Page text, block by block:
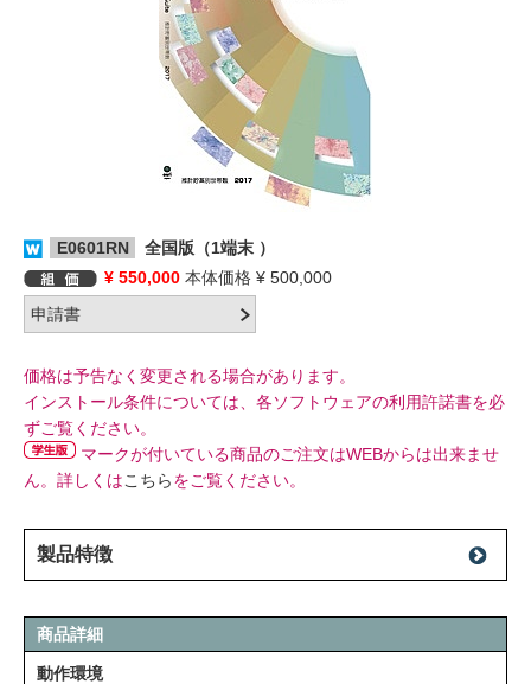
E0601RN
全国版（1端末 ）
¥ 550,000 本体価格 ¥ 500,000
価格は予告なく変更される場合があります。
インストール条件については、各ソフトウェアの利用許諾書を必
ずご覧ください。
マークが付いている商品のご注文はWEBからは出来ませ
ん。詳しくはこちらをご覧ください。
製品特徴
商品詳細
動作環境